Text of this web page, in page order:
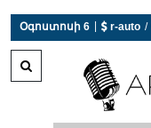
Օգոստոսի 6  r-auto /